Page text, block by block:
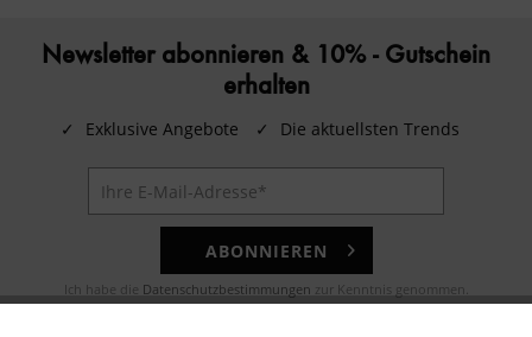
Newsletter abonnieren & 10% - Gutschein
erhalten
✓ Exklusive Angebote ✓ Die aktuellsten Trends
ABONNIEREN
Ich habe die Datenschutzbestimmungen zur Kenntnis genommen.